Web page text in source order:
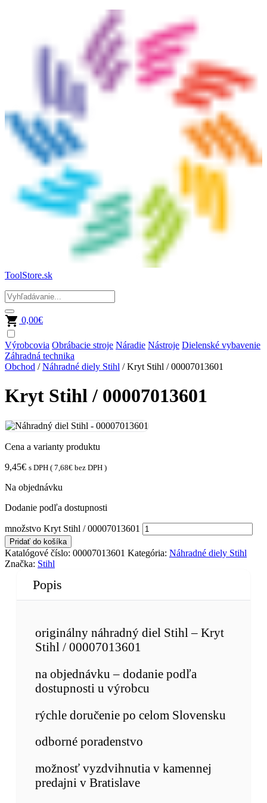
ToolStore.sk
0,00€
Výrobcovia Obrábacie stroje Náradie Nástroje Dielenské vybavenie
Záhradná technika
Obchod /Náhradné diely Stihl / Kryt Stihl / 00007013601
Kryt Stihl / 00007013601
Cena a varianty produktu
9,45€ s DPH ( 7,68€ bez DPH )
Na objednávku
Dodanie podľa dostupnosti
množstvo Kryt Stihl / 00007013601
Pridať do košíka
Katalógové číslo: 00007013601 Kategória: Náhradné diely Stihl
Značka: Stihl
Popis
originálny náhradný diel Stihl – Kryt
Stihl / 00007013601
na objednávku – dodanie podľa
dostupnosti u výrobcu
rýchle doručenie po celom Slovensku
odborné poradenstvo
možnosť vyzdvihnutia v kamennej
predajni v Bratislave